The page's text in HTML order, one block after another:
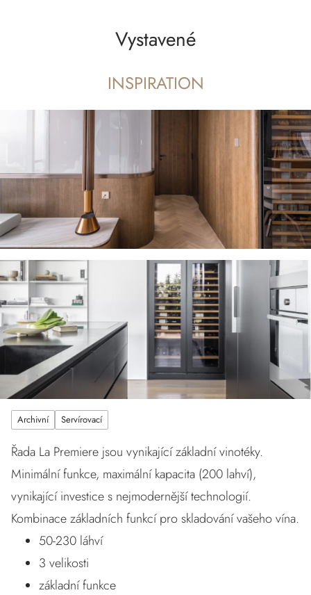
Vystavené
INSPIRATION
Archivní Servírovací
Řada La Premiere jsou vynikající základní vinotéky.
Minimální funkce, maximální kapacita (200 lahví),
vynikající investice s nejmodernější technologií.
Kombinace základních funkcí pro skladování vašeho vína.
50-230 láhví
3 velikosti
základní funkce